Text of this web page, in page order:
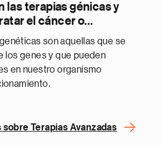
las terapias génicas y
el cáncer o
la visiónson aquellas que se
los genes y que pueden
en nuestro organismo
Terapias Avanzadas